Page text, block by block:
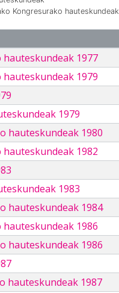
Kongresurako hauteskundeak
1977
1979
1979
hauteskundeak 1980
1982
1983
hauteskundeak 1984
1986
hauteskundeak 1986
hauteskundeak 1987